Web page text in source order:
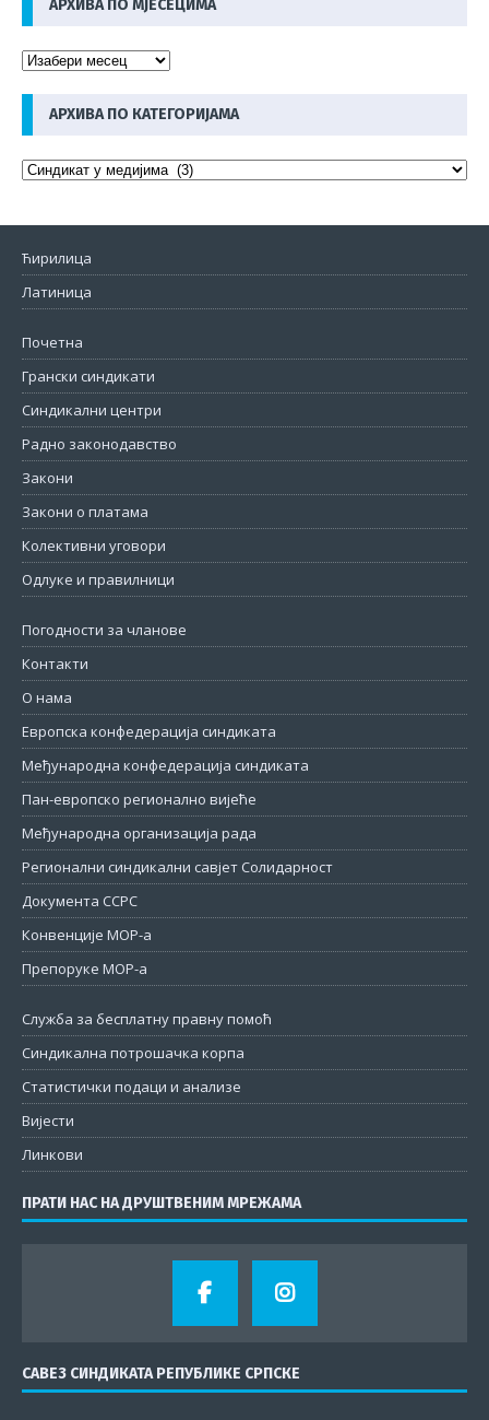
АРХИВА ПО МЈЕСЕЦИМА
АРХИВА ПО КАТЕГОРИЈАМА
Ћирилица
Латиница
Почетна
Грански синдикати
Синдикални центри
Радно законодавство
Закони
Закони о платама
Колективни уговори
Одлуке и правилници
Погодности за чланове
Контакти
О нама
Европска конфедерација синдиката
Међународна конфедерација синдиката
Пан-европско регионално вијеће
Међународна организација рада
Регионални синдикални савјет Солидарност
Документа ССРС
Конвенције МОР-а
Препоруке МОР-а
Служба за бесплатну правну помоћ
Синдикална потрошачка корпа
Статистички подаци и анализе
Вијести
Линкови
ПРАТИ НАС НА ДРУШТВЕНИМ МРЕЖАМА
САВЕЗ СИНДИКАТА РЕПУБЛИКЕ СРПСКЕ